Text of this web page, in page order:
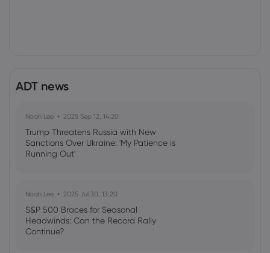
ADT news
Noah Lee 2025 Sep 12, 14:20
Trump Threatens Russia with New
Sanctions Over Ukraine: 'My Patience is
Running Out'
Noah Lee 2025 Jul 30, 13:20
S&P 500 Braces for Seasonal
Headwinds: Can the Record Rally
Continue?